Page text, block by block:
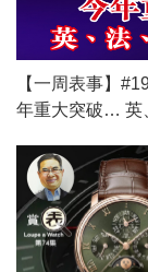
【一周表事】#198 2024-2025 十大性價比好表(上
年重大突破… 英